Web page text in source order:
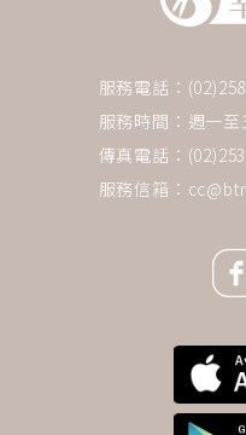
服務電話：
服務時間：週一
傳真電話：
服務信箱：